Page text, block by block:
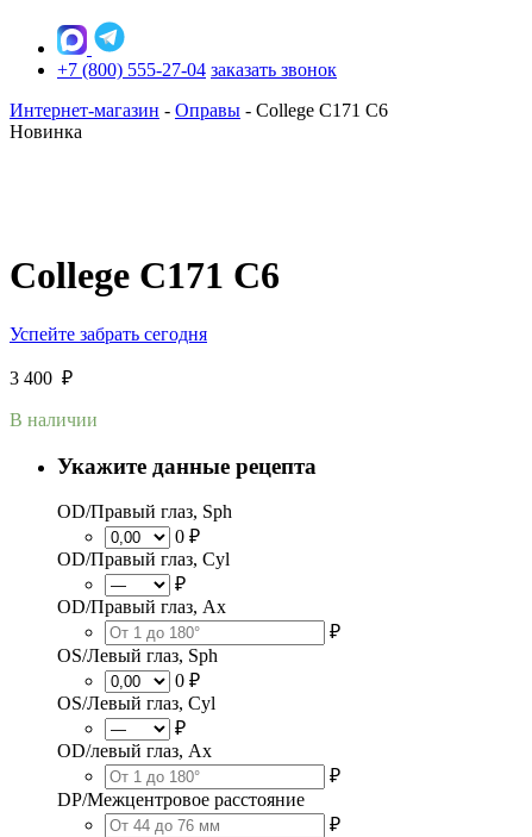
+7 (800) 555-27-04 заказать звонок
Интернет-магазин - Оправы - College C171 C6
Новинка
College C171 C6
Успейте забрать сегодня
3 400 ₽
В наличии
Укажите данные рецепта
OD/Правый глаз, Sph
0 ₽
OD/Правый глаз, Cyl
₽
OD/Правый глаз, Ax
₽
OS/Левый глаз, Sph
0 ₽
OS/Левый глаз, Cyl
₽
OD/левый глаз, Ax
₽
DP/Межцентровое расстояние
₽